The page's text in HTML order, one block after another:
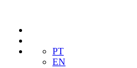
PT
EN